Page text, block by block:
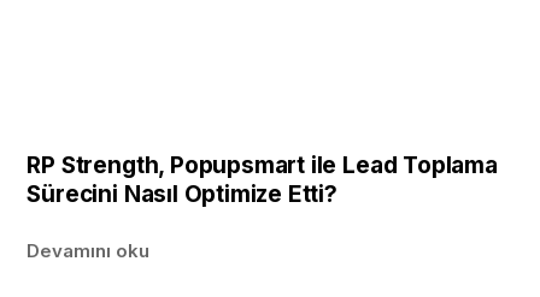
RP Strength, Popupsmart ile Lead Toplama
Sürecini Nasıl Optimize Etti?
Devamını oku